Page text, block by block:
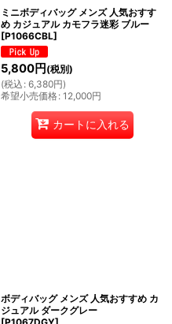
ミニボディバッグ メンズ 人気おすす
め カジュアル カモフラ迷彩 ブルー
[P1066CBL]
5,800円 (税別)
(税込 : 6,380円)
希望小売価格: 12,000円
カートに入れる
ボディバッグ メンズ 人気おすすめ カ
ジュアル ダークグレー
[P1067DGY]